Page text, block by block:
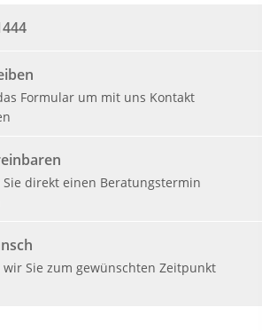
Formular um mit uns Kontakt
Sie direkt einen Beratungstermin
Sie zum gewünschten Zeitpunkt